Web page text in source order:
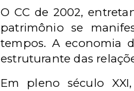
O CC de 2002,
patrimônio se
tempos. A economia
estruturante das
Em pleno século